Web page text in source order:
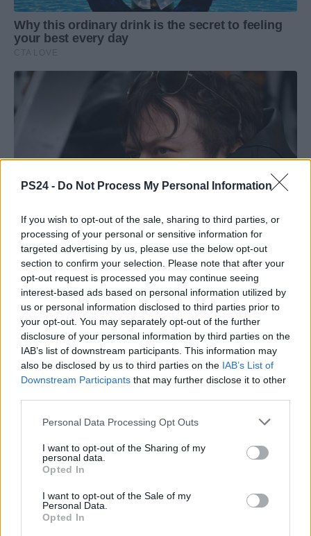
PS24 - Do Not Process My Personal Information
If you wish to opt-out of the sale, sharing to third parties, or
processing of your personal or sensitive information for
targeted advertising by us, please use the below opt-out
section to confirm your selection. Please note that after your
opt-out request is processed you may continue seeing
interest-based ads based on personal information utilized by
us or personal information disclosed to third parties prior to
your opt-out. You may separately opt-out of the further
disclosure of your personal information by third parties on the
IAB’s list of downstream participants. This information may
also be disclosed by us to third parties on the IAB’s List of
Downstream Participants that may further disclose it to other
Personal Data Processing Opt Outs
I want to opt-out of the Sharing of my
personal data.
Opted In
I want to opt-out of the Sale of my
Personal Data.
Opted In